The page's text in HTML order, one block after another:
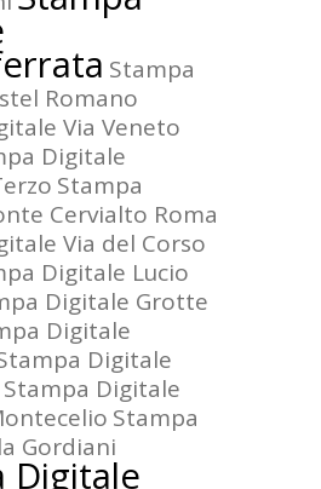
Stampa
Romano
Via Veneto
Digitale
Stampa
Cervialto Roma
Via del Corso
Digitale Lucio
Digitale Grotte
Digitale
Digitale
Stampa Digitale
Stampa
Gordiani
Digitale